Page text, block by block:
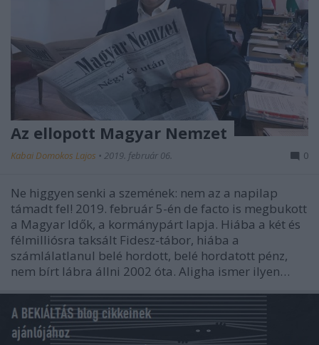
Az ellopott Magyar Nemzet
Kabai Domokos Lajos • 2019. február 06. 0
Ne higgyen senki a szemének: nem az a napilap
támadt fel! 2019. február 5-én de facto is megbukott
a Magyar Idők, a kormánypárt lapja. Hiába a két és
félmilliósra taksált Fidesz-tábor, hiába a
számlálatlanul belé hordott, belé hordatott pénz,
nem bírt lábra állni 2002 óta. Aligha ismer ilyen…